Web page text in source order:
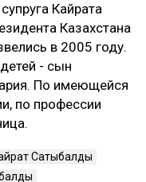
Кайрата
Казахстана
в 2005 году.
- сын
По имеющейся
по профессии
Сатыбалды